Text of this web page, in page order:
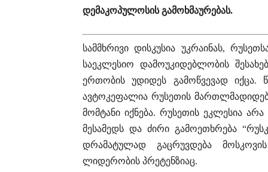
დემაკოპულოსის გამოხმაურებას.
სამმხრივი დისკუსია უკრაინას,
საეკლესიო დამოუკიდებლობის
ერთობის უდიდეს გამოწვევად იქცა.
ავტოკეფალია რუსეთის
მომტანი იქნება. რუსეთის ეკლესია
მესამედს და ძირი გამოეთხრება
დრამატულად გაცრუვდება
ლიდერობის პრეტენზიაც.